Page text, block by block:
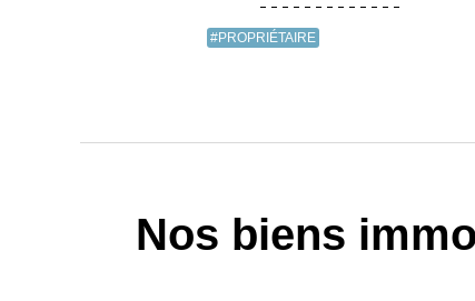
#PROPRIÉTAIRE
Nos biens